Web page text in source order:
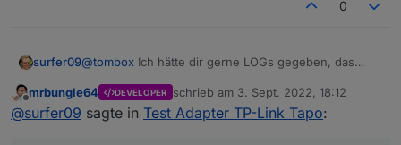
0
surfer09@tombox Ich hätte dir gerne LOGs gegeben, das
es nicht mehr starten.
Was ich sicher sagen kann: Es war eine Steckdose
Offline
mrbungle64 DEVELOPER schrieb am 3. Sept. 2022, 18:12
zuletzt editiert von
@surfer09 sagte in Test Adapter TP-Link Tapo: